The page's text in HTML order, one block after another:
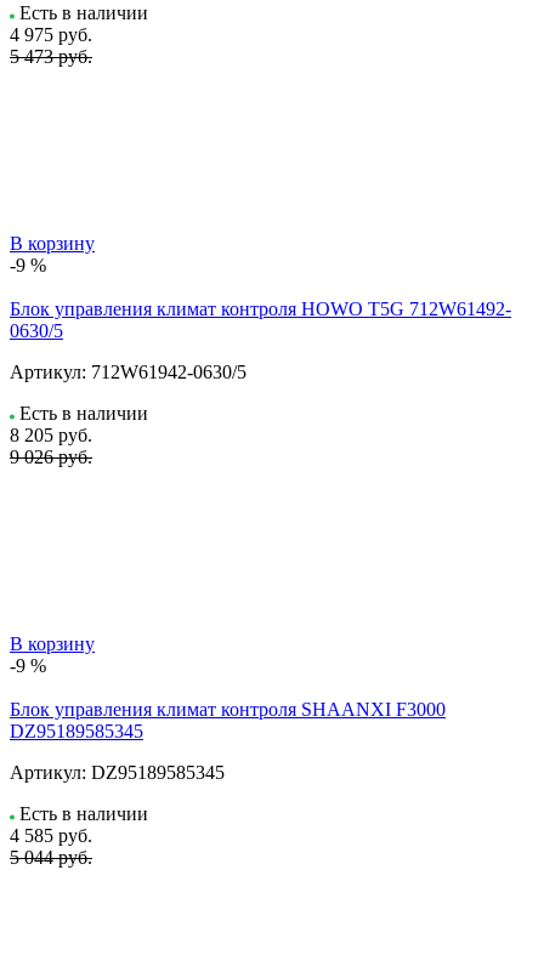
Есть в наличии
4 975 руб.
5 473 руб.
В корзину
-9 %
Блок управления климат контроля HOWO T5G 712W61492-
0630/5
Артикул: 712W61942-0630/5
Есть в наличии
8 205 руб.
9 026 руб.
В корзину
-9 %
Блок управления климат контроля SHAANXI F3000
DZ95189585345
Артикул: DZ95189585345
Есть в наличии
4 585 руб.
5 044 руб.